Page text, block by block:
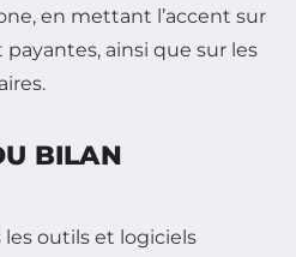
en mettant l’accent sur
ainsi que sur les
BILAN
outils et logiciels